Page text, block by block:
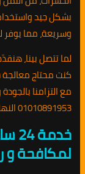
بشكل جيد
وسريعة، مما يوفر
لما تتصل بينا،
كنت محتاج معالجة
مع التزامنا
01010891953 النهارده ودعنا نساعدك في حماية بيتك من الآفات!
لمكافحة